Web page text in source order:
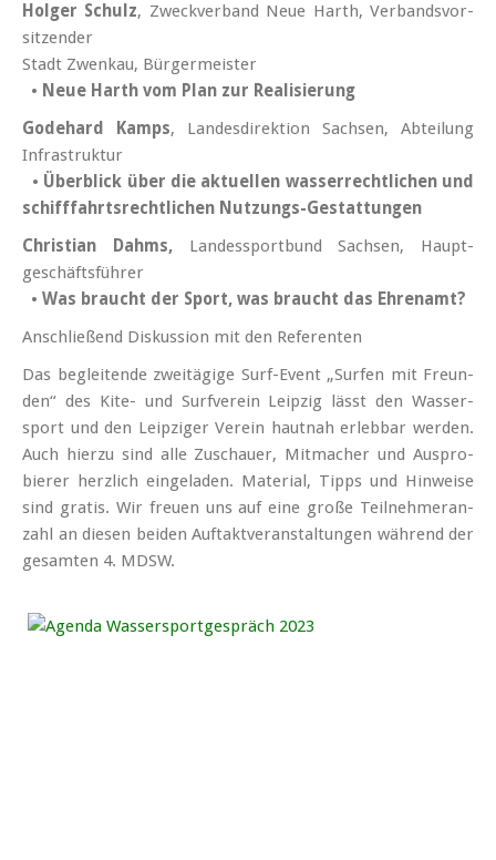
Holger Schulz, Zweck­verband Neue Harth, Verbands­vor­
sitzen­der
Stadt Zwenkau, Bürger­meister
• Neue Harth vom Plan zur Realisierung
Godehard Kamps, Landesdirektion Sachsen, Abteilung
Infrastruktur
• Überblick über die aktuellen wasser­recht­lichen und
schiff­fahrts­recht­lichen Nutzungs-Ge­statt­ungen
Christian Dahms,Landes­sport­bund Sachsen, Haupt­
geschäfts­führer
• Was braucht der Sport, was braucht das Ehrenamt?
Anschließend Diskussion mit den Referenten
Das be­glei­ten­de zwei­tä­gi­ge Surf-Event „Sur­fen mit Freun­
den“ des Ki­te- und Surf­ver­ein Leip­zig lässt den Was­ser­
sport und den Leip­zi­ger Ver­ein haut­nah er­leb­bar wer­den.
Auch hier­zu sind al­le Zu­schau­er, Mit­ma­cher und Aus­pro­
bie­rer herz­lich ein­ge­la­den. Ma­te­ri­al, Tipps und Hin­wei­se
sind gra­tis. Wir freu­en uns auf ei­ne gro­ße Teil­neh­mer­an­
zahl an die­sen bei­den Auf­takt­ver­an­stal­tun­gen wäh­rend der
ge­sam­ten 4. MDSW.